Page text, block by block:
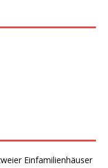
Einfamilienhäuser